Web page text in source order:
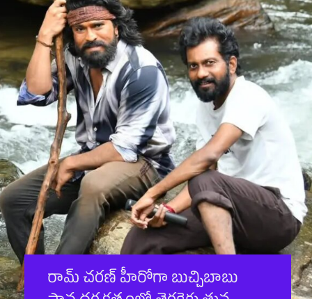
రామ్ చ‌ర‌ణ్ హీరోగా బుచ్చిబాబు